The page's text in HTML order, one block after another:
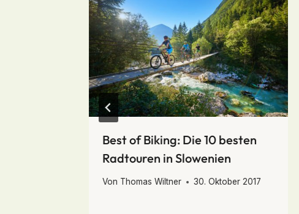
Best of Biking: Die 10 besten
Radtouren in Slowenien
Von Thomas Wiltner 30. Oktober 2017